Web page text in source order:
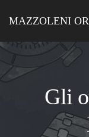
MAZZOLENI
Gli